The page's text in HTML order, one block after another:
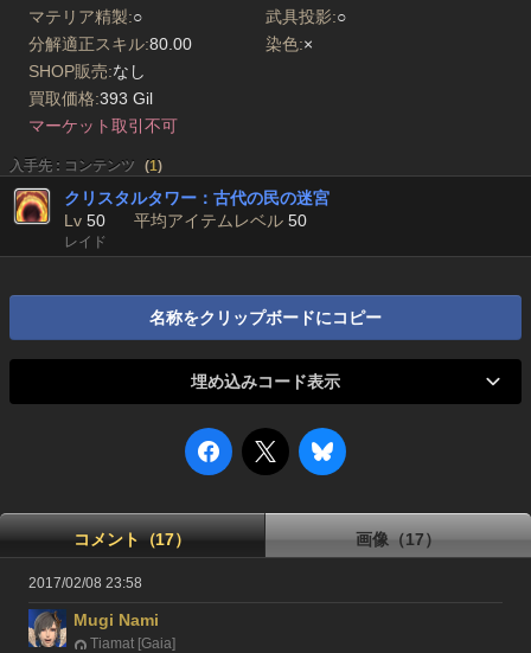
マテリア精製:○ 武具投影:○
分解適正スキル:80.00 染色:×
SHOP販売:なし
買取価格:393 Gil
マーケット取引不可
入手先 : コンテンツ (1)
クリスタルタワー：古代の民の迷宮
Lv 50 平均アイテムレベル 50
レイド
名称をクリップボードにコピー
埋め込みコード表示
コメント（17） 画像（17）
2017/02/08 23:58
Mugi Nami
Tiamat [Gaia]